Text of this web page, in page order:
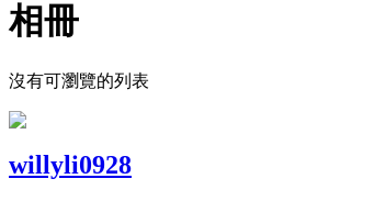
相冊
沒有可瀏覽的列表
willyli0928